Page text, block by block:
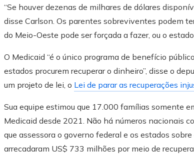
“Se houver dezenas de milhares de dólares
disse Carlson. Os parentes sobreviventes podem
do Meio-Oeste pode ser forçada a fazer, ou o
O Medicaid “é o único programa de benefício
estados procurem recuperar o dinheiro”, disse o
um projeto de lei, o Lei de parar as recuperações
Sua equipe estimou que 17.000 famílias somente
Medicaid desde 2021. Não há números nacionais
que assessora o governo federal e os estados
arrecadaram US$ 733 milhões por meio de